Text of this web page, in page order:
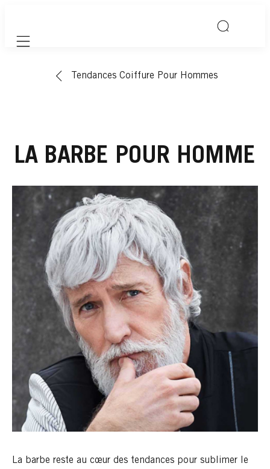
Mobile navigation
Tendances Coiffure Pour Hommes
LA BARBE POUR HOMME
La barbe reste au cœur des tendances pour sublimer le